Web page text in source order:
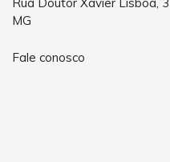
MG
Fale conosco